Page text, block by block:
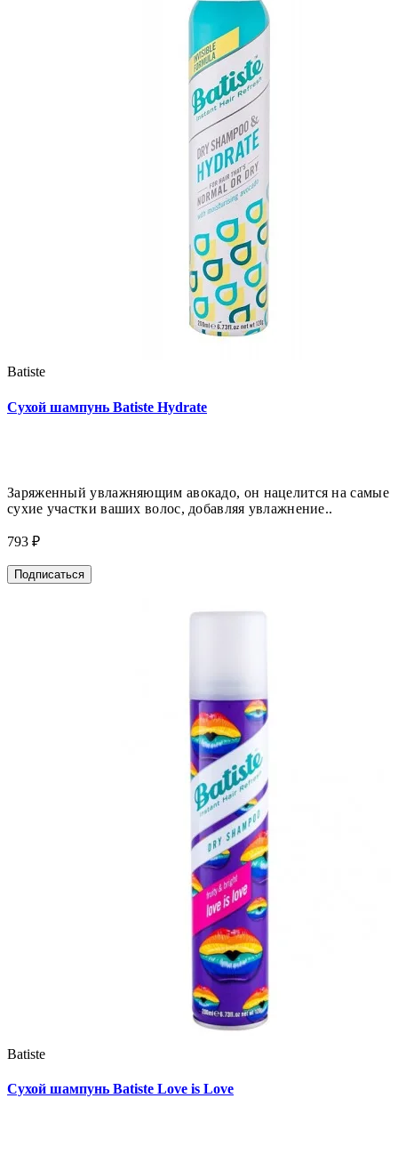
Batiste
Сухой шампунь Batiste Hydrate
Заряженный увлажняющим авокадо, он нацелится на самые
сухие участки ваших волос, добавляя увлажнение..
793 ₽
Подписаться
Batiste
Сухой шампунь Batiste Love is Love